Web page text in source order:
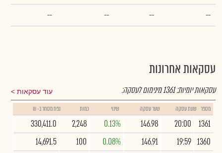
--
--
--
--
עסקאות אחרונות
עוד עסקאות עסקאות יומיות:1361מינימום לעסקה:
מספר שעת עסקה שער עסקה שינוי כמות נפח מסחר ב- ₪
1361
20:00
146.98
0.13%
2,248
330,411.0
1360
19:59
146.91
0.08%
100
14,691.5